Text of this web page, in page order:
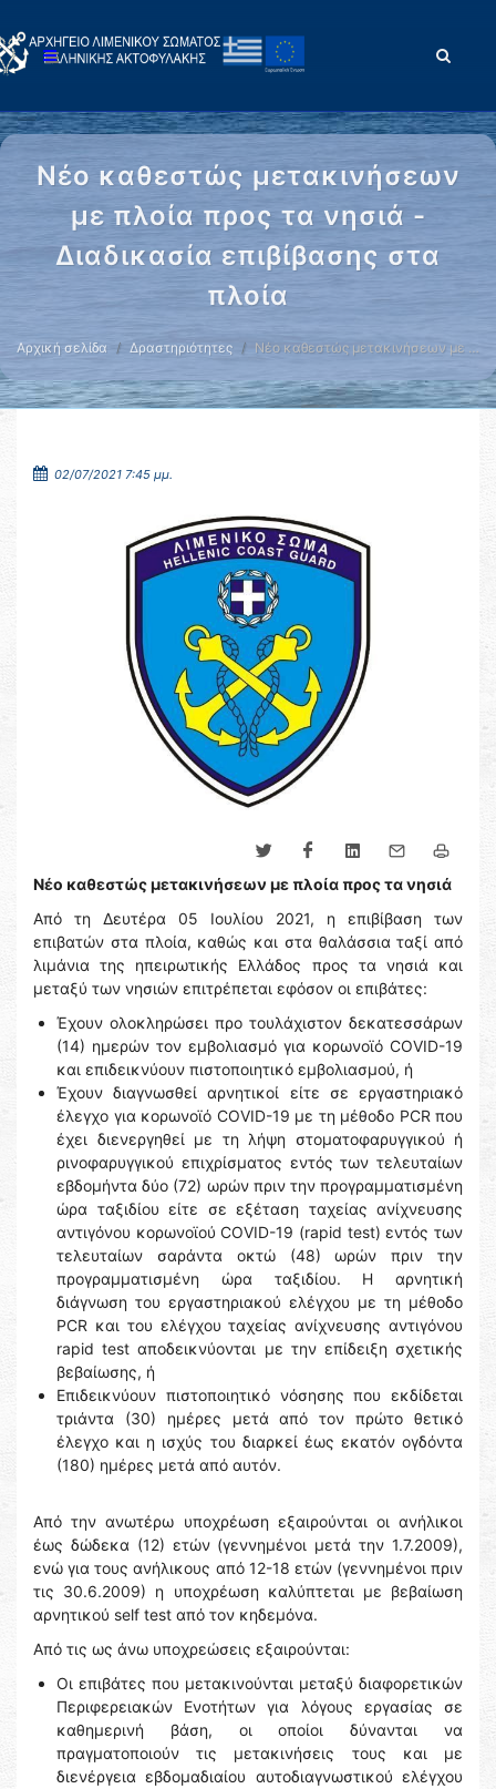
Νέο καθεστώς μετακινήσεων
με πλοία προς τα νησιά -
Διαδικασία επιβίβασης στα
πλοία
Αρχική σελίδα Δραστηριότητες Νέο καθεστώς μετακινήσεων με …
02/07/2021 7:45 μμ.
Νέο καθεστώς μετακινήσεων με πλοία προς τα νησιά
Από τη Δευτέρα 05 Ιουλίου 2021, η επιβίβαση των
επιβατών στα πλοία, καθώς και στα θαλάσσια ταξί από
λιμάνια της ηπειρωτικής Ελλάδος προς τα νησιά και
μεταξύ των νησιών επιτρέπεται εφόσον οι επιβάτες:
Έχουν ολοκληρώσει προ τουλάχιστον δεκατεσσάρων
(14) ημερών τον εμβολιασμό για κορωνοϊό COVID-19
και επιδεικνύουν πιστοποιητικό εμβολιασμού, ή
Έχουν διαγνωσθεί αρνητικοί είτε σε εργαστηριακό
έλεγχο για κορωνοϊό COVID-19 με τη μέθοδο PCR που
έχει διενεργηθεί με τη λήψη στοματοφαρυγγικού ή
ρινοφαρυγγικού επιχρίσματος εντός των τελευταίων
εβδομήντα δύο (72) ωρών πριν την προγραμματισμένη
ώρα ταξιδίου είτε σε εξέταση ταχείας ανίχνευσης
αντιγόνου κορωνοϊού COVID-19 (rapid test) εντός των
τελευταίων σαράντα οκτώ (48) ωρών πριν την
προγραμματισμένη ώρα ταξιδίου. Η αρνητική
διάγνωση του εργαστηριακού ελέγχου με τη μέθοδο
PCR και του ελέγχου ταχείας ανίχνευσης αντιγόνου
rapid test αποδεικνύονται με την επίδειξη σχετικής
βεβαίωσης, ή
Επιδεικνύουν πιστοποιητικό νόσησης που εκδίδεται
τριάντα (30) ημέρες μετά από τον πρώτο θετικό
έλεγχο και η ισχύς του διαρκεί έως εκατόν ογδόντα
(180) ημέρες μετά από αυτόν.
Από την ανωτέρω υποχρέωση εξαιρούνται οι ανήλικοι
έως δώδεκα (12) ετών (γεννημένοι μετά την 1.7.2009),
ενώ για τους ανήλικους από 12-18 ετών (γεννημένοι πριν
τις 30.6.2009) η υποχρέωση καλύπτεται με βεβαίωση
αρνητικού self test από τον κηδεμόνα.
Από τις ως άνω υποχρεώσεις εξαιρούνται:
Οι επιβάτες που μετακινούνται μεταξύ διαφορετικών
Περιφερειακών Ενοτήτων για λόγους εργασίας σε
καθημερινή βάση, οι οποίοι δύνανται να
πραγματοποιούν τις μετακινήσεις τους και με
διενέργεια εβδομαδιαίου αυτοδιαγνωστικού ελέγχου